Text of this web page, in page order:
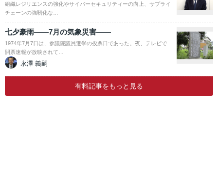
組織レジリエンスの強化やサイバーセキュリティーの向上、サプライ
チェーンの強靭化な…
七夕豪雨――7月の気象災害――
1974年7月7日は、参議院議員選挙の投票日であった。夜、テレビで
開票速報が放映されて…
永澤 義嗣
有料記事をもっと見る